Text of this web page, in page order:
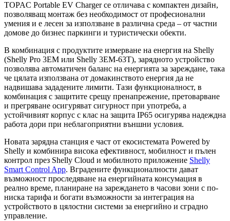
TOPAC Portable EV Charger се отличава с компактен дизайн,
позволяващ монтаж без необходимост от професионални
умения и е лесен за използване в различна среда – от частни
домове до бизнес паркинги и туристически обекти.
В комбинация с продуктите измерване на енергия на Shelly
(Shelly Pro 3EM или Shelly 3EM-63T), зарядното устройство
позволява автоматичен баланс на енергията за зареждане, така
че цялата използвана от домакинството енергия да не
надвишава зададените лимити. Тази функционалност, в
комбинация с защитите срещу пренапрежение, претоварване
и прегряване осигуряват сигурност при употреба, а
устойчивият корпус с клас на защита IP65 осигурява надеждна
работа дори при неблагоприятни външни условия.
Новата зарядна станция е част от екосистемата Powered by
Shelly и комбинира висока ефективност, мобилност и пълен
контрол през Shelly Cloud и мобилното приложение Shelly
Smart Control App. Вградените функционалности дават
възможност проследяване на енергийната консумация в
реално време, планиране на зареждането в часови зони с по-
ниска тарифа и богати възможности за интеграция на
устройството в цялостни системи за енергийно и сградно
управление.